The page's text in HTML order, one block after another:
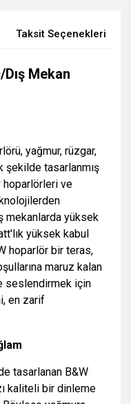
Taksit Seçenekleri
Mekan
yağmur, rüzgar,
şekilde tasarlanmış
hoparlörleri ve
mekanlarda yüksek
yüksek kabul
hoparlör bir teras,
maruz kalan
seslendirmek için
en zarif
tasarlanan B&W
kaliteli bir dinleme